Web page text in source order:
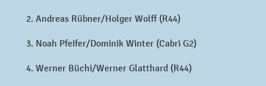
Andreas Rübner/Holger Wolff (R44)
Noah Pfeifer/Dominik Winter (Cabri G2)
Werner Büchi/Werner Glatthard (R44)